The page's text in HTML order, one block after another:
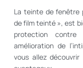
La teinte de fenêtre
de film teinté », est
protection
amélioration de
vous allez